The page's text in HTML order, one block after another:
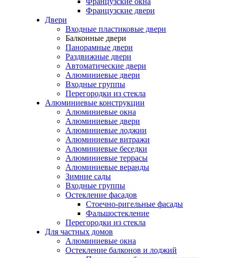
Французские двери
Двери
Входные пластиковые двери
Балконные двери
Панорамные двери
Раздвижные двери
Автоматические двери
Алюминиевые двери
Входные группы
Перегородки из стекла
Алюминиевые конструкции
Алюминиевые окна
Алюминиевые двери
Алюминиевые лоджии
Алюминиевые витражи
Алюминиевые беседки
Алюминиевые террасы
Алюминиевые веранды
Зимние сады
Входные группы
Остекление фасадов
Стоечно-ригельные фасады
Фальшостекление
Перегородки из стекла
Для частных домов
Алюминиевые окна
Остекление балконов и лоджий